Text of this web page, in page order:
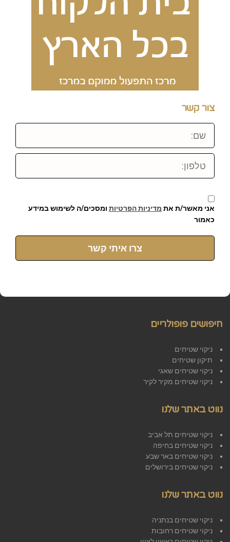
צור קשר
שם:
טלפון:
אני מאשר/ת את מדיניות הפרטיות ומסכים/ה לשימוש במידע
כאמור
צרו איתי קשר
חיפושים פופולריים
ניקוי שטיחים
תיקון שטיחים
ניקוי שטיחים שאגי
ניקוי שטיחים מקיר לקיר
נווט באתר שלנו
ניקוי שטיחים תל אביב
ניקוי שטיחים בחיפה
ניקוי שטיחים באר שבע
ניקוי שטיחים בירושלים
נווט באתר שלנו
ניקוי שטיחים בנתניה
ניקוי שטיחים רחובות